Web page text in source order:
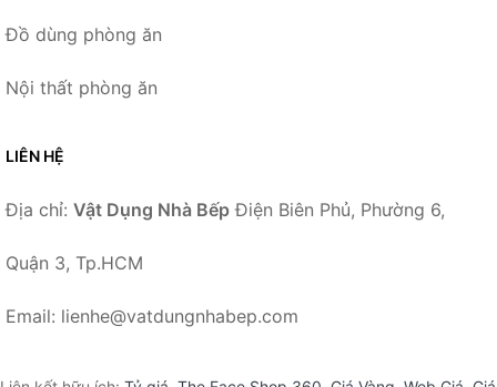
Đồ dùng phòng ăn
Nội thất phòng ăn
LIÊN HỆ
Địa chỉ: Vật Dụng Nhà Bếp Điện Biên Phủ, Phường 6,
Quận 3, Tp.HCM
Email: lienhe@vatdungnhabep.com